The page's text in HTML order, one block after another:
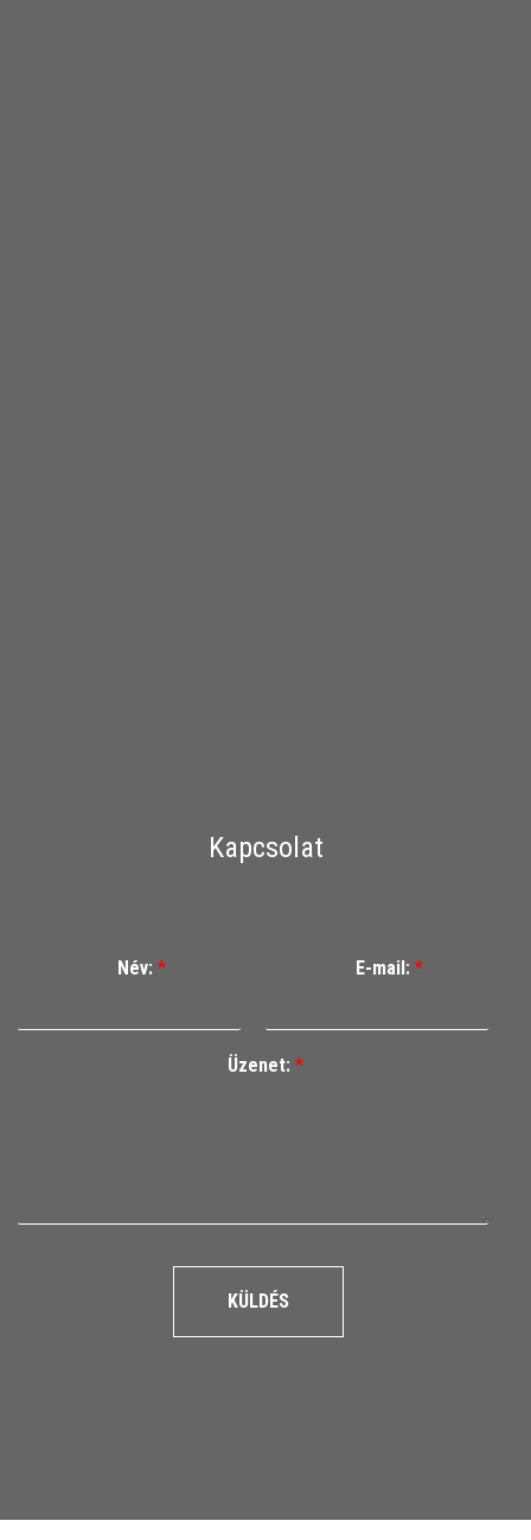
Kapcsolat
Név: * E-mail: *
Üzenet: *
KÜLDÉS